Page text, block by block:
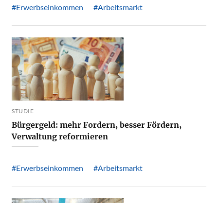
#Erwerbseinkommen #Arbeitsmarkt
STUDIE
Bürgergeld: mehr Fordern, besser Fördern,
Verwaltung reformieren
#Erwerbseinkommen #Arbeitsmarkt